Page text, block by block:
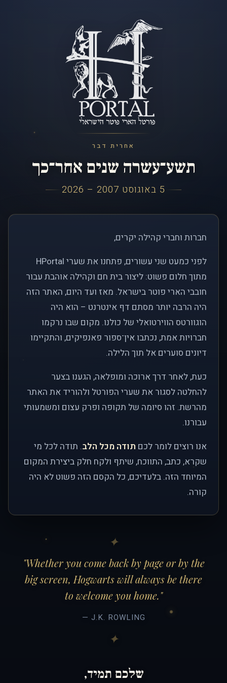
אחרית דבר
תשע־עשרה שנים אחר־כך
5 באוגוסט 2007 – 2026
חברות וחברי קהילה יקרים,
לפני כמעט שני עשורים, פתחנו את שערי HPortal
מתוך חלום פשוט: ליצור בית חם וקהילה אוהבת עבור
חובבי הארי פוטר בישראל. מאז ועד היום, האתר הזה
היה הרבה יותר מסתם דף אינטרנט – הוא היה
הוגוורטס הווירטואלי של כולנו. מקום שבו נרקמו
חברויות אמת, נכתבו אין־ספור פאנפיקים, והתקיימו
דיונים סוערים אל תוך הלילה.
כעת, לאחר דרך ארוכה ומופלאה, הגענו בצער
להחלטה לסגור את שערי הפורטל ולהוריד את האתר
מהרשת. זהו סיומה של תקופה ופרק עצום ומשמעותי
עבורנו.
אנו רוצים לומר לכם תודה מכל הלב. תודה לכל מי
שקרא, כתב, התווכח, שיתף ולקח חלק ביצירת המקום
המיוחד הזה. בלעדיכם, כל הקסם הזה פשוט לא היה
קורה.
"Whether you come back by page or by the
big screen, Hogwarts will always be there
to welcome you home."
— J.K. ROWLING
שלכם תמיד,